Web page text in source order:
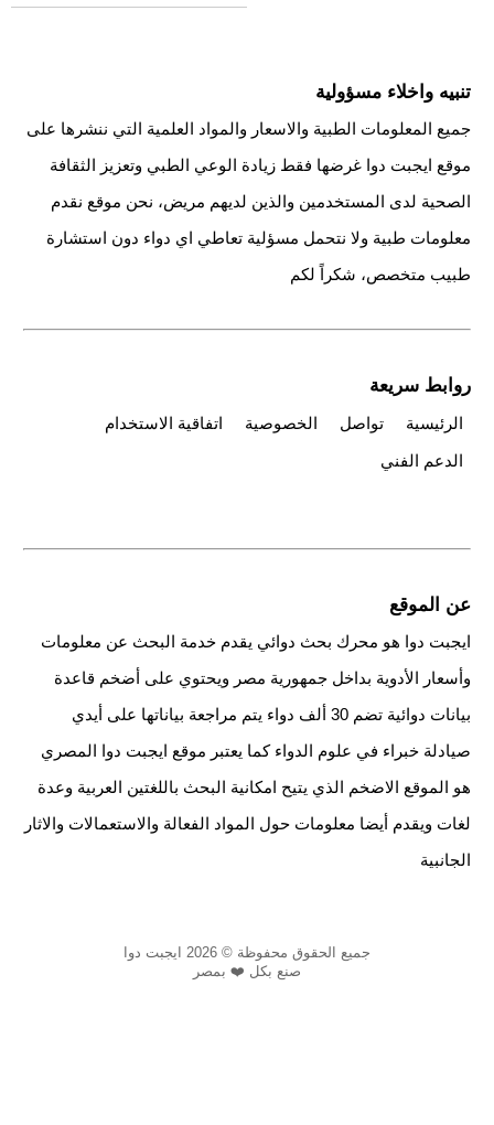
تنبيه واخلاء مسؤولية
جميع المعلومات الطبية والاسعار والمواد العلمية التي ننشرها على
موقع ايجبت دوا غرضها فقط زيادة الوعي الطبي وتعزيز الثقافة
الصحية لدى المستخدمين والذين لديهم مريض، نحن موقع نقدم
معلومات طبية ولا نتحمل مسؤلية تعاطي اي دواء دون استشارة
طبيب متخصص، شكراً لكم
روابط سريعة
الرئيسية تواصل الخصوصية
اتفاقية الاستخدام
الدعم الفني
عن الموقع
ايجبت دوا هو محرك بحث دوائي يقدم خدمة البحث عن معلومات
وأسعار الأدوية بداخل جمهورية مصر ويحتوي على أضخم قاعدة
بيانات دوائية تضم 30 ألف دواء يتم مراجعة بياناتها على أيدي
صيادلة خبراء في علوم الدواء كما يعتبر موقع ايجبت دوا المصري
هو الموقع الاضخم الذي يتيح امكانية البحث باللغتين العربية وعدة
لغات ويقدم أيضا معلومات حول المواد الفعالة والاستعمالات والاثار
الجانبية
جميع الحقوق محفوظة © 2026 ايجبت دوا
صنع بكل ❤️ بمصر